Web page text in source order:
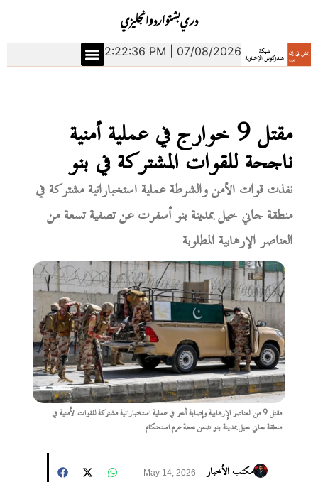
انجليزياردوبشتودري
2:22:37 PM | 07/08/2026
مقتل 9 خوارج في عملية أمنية
ناجحة للقوات المشتركة في بنو
نفذت قوات الأمن والشرطة عملية استخباراتية مشتركة في
منطقة جاني خيل بمدينة بنو أسفرت عن تصفية تسعة من
العناصر الإرهابية المطلوبة
مقتل 9 من العناصر الإرهابية وإصابة آخر في عملية استخباراتية مشتركة للقوات الأمنية في
منطقة جاني خيل بمدينة بنو ضمن خطة عزم استحكام
مكتب الأخبار May 14, 2026